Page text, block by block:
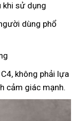
khi sử dụng
dùng phổ
không phải lựa
cảm giác mạnh.